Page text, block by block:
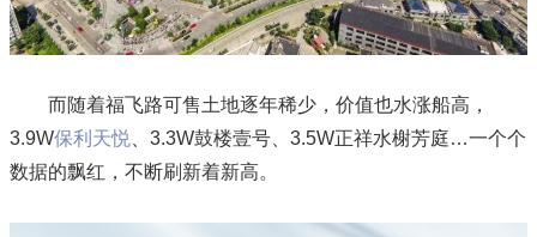
而随着福飞路可售土地逐年稀少，价值也水涨船高，
3.9W保利天悦 、3.3W鼓楼壹号、3.5W正祥水榭芳庭…一个个
数据的飘红，不断刷新着新高。